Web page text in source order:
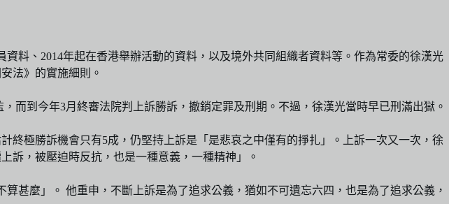
料、2014年起在香港舉辦活動的資料，以及境外共同組織者資料等。作為常委的徐漢光
法》的實施細則。
而到今年3月終審法院判上訴勝訴，撤銷定罪及刑期。不過，徐漢光當時早已刑滿出獄。
極勝訴機會只有5成，仍堅持上訴是「是悲哀之中僅有的掙扎」。上訴一次又一次，徐
訴，被壓迫時反抗，也是一種意義，一種精神」。
甚麼」。 他重申，不斷上訴是為了追求公義，猶如不可遺忘六四，也是為了追求公義，